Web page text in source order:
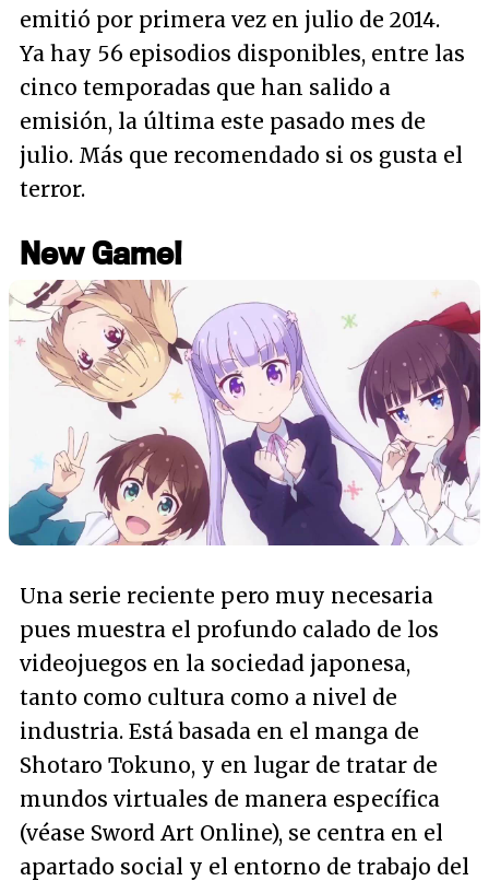
emitió por primera vez en julio de 2014.
Ya hay 56 episodios disponibles, entre las
cinco temporadas que han salido a
emisión, la última este pasado mes de
julio. Más que recomendado si os gusta el
terror.
New Game!
Una serie reciente pero muy necesaria
pues muestra el profundo calado de los
videojuegos en la sociedad japonesa,
tanto como cultura como a nivel de
industria. Está basada en el manga de
Shotaro Tokuno, y en lugar de tratar de
mundos virtuales de manera específica
(véase Sword Art Online), se centra en el
apartado social y el entorno de trabajo del